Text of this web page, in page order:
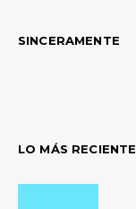
SINCERAMENTE
LO MÁS RECIENTE